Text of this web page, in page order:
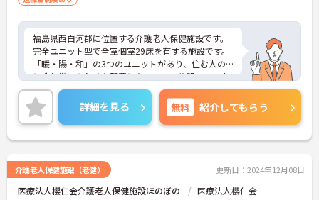
福島県西白河郡に位置する介護老人保健施設です。
完全ユニット型で全室個室29床を有する施設です。
「暖・陽・和」の3つのユニットがあり、住む人の
個性特徴にあわせた配置となっている施設です。小
規模ならではの家庭的な雰囲気が魅力で、ご利用者
様との距離も近く、細やかなサポートがしやすいで
す。残業も少なく、メリハリつけて働けます。住宅
手当や扶養手当等各種手当も充実しています♪ご興
味のある方には、面接対策ポイントなど、さらに詳
い！
詳細を見る 無料 紹介してもらう
介護老人保健施設（老健） 更新日：2024年12月08日
医療法人櫻仁会介護老人保健施設ほのぼの 医療法人櫻仁会